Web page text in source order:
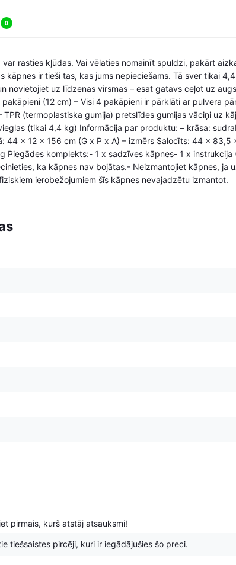
0
rasties kļūdas. Vai vēlaties nomainīt spuldzi, pakārt
kāpnes ir tieši tas, kas jums nepieciešams. Tā sver tikai
novietojiet uz līdzenas virsmas – esat gatavs ceļot uz
(12 cm) – Visi 4 pakāpieni ir pārklāti ar pulvera
(termoplastiska gumija) pretslīdes gumijas vāciņi uz
(tikai 4,4 kg) Informācija par produktu: – krāsa:
44 x 12 x 156 cm (G x P x A) – izmērs Salocīts: 44 x 83,5
Piegādes komplekts:- 1 x sadzīves kāpnes- 1 x instrukcija
ka kāpnes nav bojātas.- Neizmantojiet kāpnes, ja
ierobežojumiem šīs kāpnes nevajadzētu izmantot.
pirmais, kurš atstāj atsauksmi!
tiešsaistes pircēji, kuri ir iegādājušies šo preci.